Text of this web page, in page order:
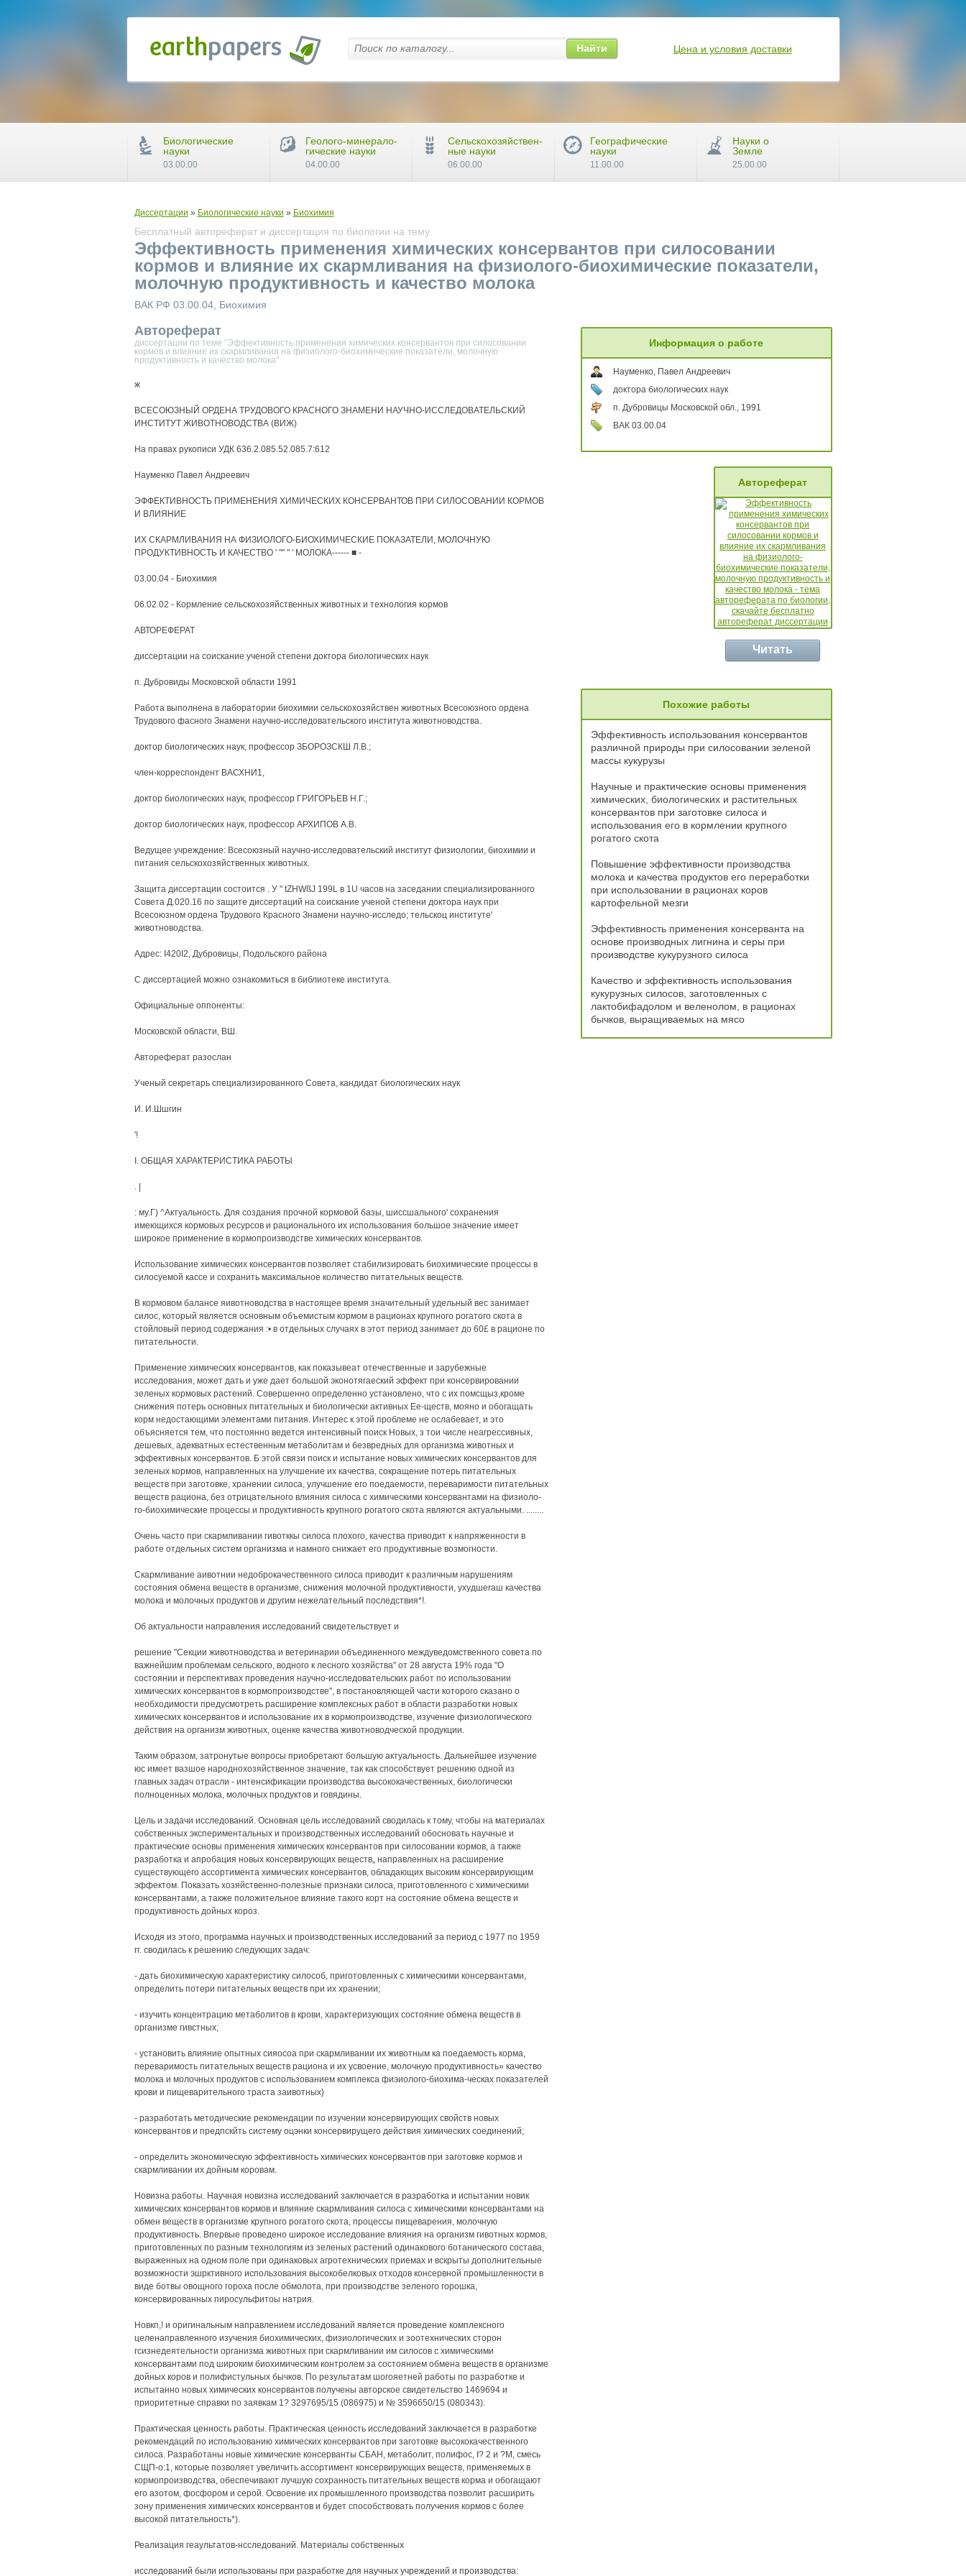
Диссертации » Биологические науки » Биохимия
Бесплатный автореферат и диссертация по биологии на тему
Эффективность применения химических консервантов при силосовании
кормов и влияние их скармливания на физиолого-биохимические показатели,
молочную продуктивность и качество молока
ВАК РФ 03.00.04, Биохимия
Автореферат
диссертации по теме "Эффективность применения химических консервантов при силосовании
кормов и влияние их скармливания на физиолого-биохимические показатели, молочную
продуктивность и качество молока"
ж
ВСЕСОЮЗНЫЙ ОРДЕНА ТРУДОВОГО КРАСНОГО ЗНАМЕНИ НАУЧНО-ИССЛЕДОВАТЕЛЬСКИЙ
ИНСТИТУТ ЖИВОТНОВОДСТВА (ВИЖ)
На правах рукописи УДК 636.2.085.52.085.7:612
Науменко Павел Андреевич
ЭФФЕКТИВНОСТЬ ПРИМЕНЕНИЯ ХИМИЧЕСКИХ КОНСЕРВАНТОВ ПРИ СИЛОСОВАНИИ КОРМОВ
И ВЛИЯНИЕ
ИХ СКАРМЛИВАНИЯ НА ФИЗИОЛОГО-БИОХИМИЧЕСКИЕ ПОКАЗАТЕЛИ, МОЛОЧНУЮ
ПРОДУКТИВНОСТЬ И КАЧЕСТВО ' "" " ' МОЛОКА------ ■ -
03.00.04 - Биохимия
06.02.02 - Кормление сельскохозяйственных животных и технология кормов
АВТОРЕФЕРАТ
диссертации на соискание ученой степени доктора биологических наук
п. Дубровиды Московской области 1991
Работа выполнена в лаборатории биохимии сельскохозяйствен животных Всесоюзного ордена
Трудового фасного Знамени научно-исследовательского института животноводства.
доктор биологических наук, профессор ЗБОРОЗСКШ Л.В.;
член-корреспондент ВАСХНИ1,
доктор биологических наук, профессор ГРИГОРЬЕВ Н.Г.;
доктор биологических наук, профессор АРХИПОВ A.B.
Ведущее учреждение: Всесоюзный научно-исследовательский институт физиологии, биохимии и
питания сельскохозяйственных животных.
Защита диссертации состоится . У " tZHWßJ 199L в 1U часов на заседании специализированного
Совета Д.020.16 по защите диссертаций на соискание ученой степени доктора наук при
Всесоюзном ордена Трудового Красного Знамени научно-исследо; тельскоц институте'
животноводства.
Адрес: I420I2, Дубровицы, Подольского района
С диссертацией можно ознакомиться в библиотеке института.
Официальные оппоненты:
Московской области, ВШ.
Автореферат разослан
Ученый секретарь специализированного Совета, кандидат биологических наук
И. И.Шшгин
'!
I. ОБЩАЯ ХАРАКТЕРИСТИКА РАБОТЫ
. |
: му.Г) ^Актуальность. Для создания прочной кормовой базы, шиссшального' сохранения
имеющихся кормовых ресурсов и рационального их использования большое значение имеет
широкое применение в кормопроизводстве химических консервантов.
Использование химических консервантов позволяет стабилизировать биохимические процессы в
силосуемой кассе и сохранить максимальное количество питательных веществ.
В кормовом балансе яивотноводства в настоящее время значительный удельный вес занимает
силос, который является основным объемистым кормом в рационах крупного рогатого скота в
стойловый период содержания :• в отдельных случаях в этот период занимает до 60£ в рационе по
питательности.
Применение химических консервантов, как показывеат отечественные и зарубежные
исследования, может дать и уже дает большой эконотягаеский эффект при консервировании
зеленых кормовых растений. Совершенно определенно установлено, что с их помсщыз,кроме
снижения потерь основных питательных и биологически активных Ее-ществ, мояно и обогащать
корм недостающими элементами питания. Интерес к этой проблеме не ослабевает, и это
объясняется тем, что постоянно ведется интенсивный поиск Новых, з тои числе неагрессивных,
дешевых, адекватных естественным метаболитам и безвредных для организма животных и
эффективных консервантов. Б этой связи поиск и испытание новых химических консервантов для
зеленых кормов, направленных на улучшение их качества, сокращение потерь питательных
веществ при заготовке, хранении силоса, улучшение его поедаемости, переваримости питательных
веществ рациона, без отрицательного влияния силоса с химическими консервантами на физиоло-
го-биохимические процессы и продуктивность крупного рогатого скота являются актуальными. ........
Очень часто при скармливании гивотккы силоса плохого, качества приводит к напряженности в
работе отдельных систем организма и намного снижает его продуктивные возмогности.
Скармливание аивотнии недоброкачественного силоса приводит к различным нарушениям
состояния обмена веществ в организме, снижения молочной продуктивности, ухудшегаш качества
молока и молочных продуктов и другим нежелательный последствия*!.
Об актуальности направления исследований свидетельствует и
решение "Секции животноводства и ветеринарии объединенного междуведомственного совета по
важнейшим проблемам сельского, водного к лесного хозяйства" от 28 августа 19% года "О
состоянии и перспективах проведения научно-исследовательских работ по использовании
химических консервантов в кормопроизводстве", в постановляющей части которого сказано о
необходимости предусмотреть расширение комплексных работ в области разработки новых
химических консервантов и использование их в кормопроизводстве, изучение физиологического
действия на организм животных, оценке качества животноводческой продукции.
Таким образом, затронутые вопросы приобретают большую актуальность. Дальнейшее изучение
юс имеет вазшое народнохозяйственное значение, так как способствует решению одной из
главных задач отрасли - интенсификации производства высококачественных, биологически
полноценных молока, молочных продуктов и говядины.
Цель и задачи исследований. Основная цель исследований сводилась к тому, чтобы на материалах
собственных экспериментальных и производственных исследований обосновать научные и
практические основы применения химических консервантов при силосовании кормов, а также
разработка и апробация новых консервирующих веществ„ направленных на расширение
существующего ассортимента химических консервантов, обладающих высоким консервирующим
эффектом. Показать хозяйственно-полезные признаки силоса, приготовленного с химическими
консервантами, а также положительное влияние такого корт на состояние обмена веществ и
продуктивность дойных короз.
Исходя из этого, программа научных и производственных исследований за период с 1977 по 1959
гг. сводилась к решению следующих задач:
- дать биохимическую характеристику силособ, приготовленных с химическими консервантами,
определить потери питательных веществ при их хранении;
- изучить концентрацию метаболитов в крови, характеризующих состояние обмена веществ в
организме гивстных;
- установить влияние опытных сияосоа при скармливании их животным ка поедаемость корма,
переваримость питательных веществ рациона и их усвоение, молочную продуктивность» качество
молока и молочных продуктов с использованием комплекса фиэиолого-биохима-ческах показателей
крови и пищеварительного траста заивотных}
- разработать методические рекомендации по изучении консервирующих свойств новых
консервантов и предпскйть систему оцэнки консервирущего действия химических соединений;
- определить экономическую эффективность химических консервантов при заготовке кормов и
скармливании их дойным коровам.
Новизна работы. Научная новизна исследований заключается в разработка и испытании новик
химических консервантов кормов и влияние скармливания силоса с химическими консервантами на
обмен веществ в организме крупного рогатого скота, процессы пищеварения, молочную
продуктивность. Впервые проведено широкое исследование влияния на организм гивотных кормов,
приготовленных по разным технологиям из зеленых растений одинакового ботанического состава,
выраженных на одном поле при одинаковых агротехнических приемах и вскрыты дополнительные
возможности эшрктивного использования высокобелковых отходов консервной промышленности в
виде ботвы овощного гороха после обмолота, при производстве зеленого горошка,
консервированных пиросульфитоы натрия.
Новкп,! и оригинальным направлением исследований является проведение комплексного
целенаправленного изучения биохимических, физиологических и зоотехнических сторон
гсизнедеятельности организма животных при скармливании им силосов с химическими
консервантами под широким биохимическим контролем за состоянием обмена веществ в организме
дойных коров и полифистульных бычков. По результатам шогояетней работы по разработке и
испытанно новых химических консервантов получены авторское свидетельство 1469694 и
приоритетные справки по заявкам 1? 3297695/15 (086975) и № 3596650/15 (080343).
Практическая ценность работы. Практическая ценность исследований заключается в разработке
рекомендаций по использованию химических консервантов при заготовке высококачественного
силоса. Разработаны новые химические консерванты СБАН, метаболит, полифос, I? 2 и ?М, смесь
СЩП-о:1, которые позволяет увеличить ассортимент консервирующих веществ, применяемых в
кормопроизводства, обеспечивают лучшую сохранность питательных веществ корма и обогащают
его азотом, фосфором и серой. Освоение их промышленного производства позволит расширить
зону применения химических консервантов и будет способствовать получения кормов с более
высокой питательность*).
Реализация геаультатов-нсследований. Материалы собственных
исследований были использованы при разработке для научных учреждений и производства:
Информация о работе
Науменко, Павел Андреевич
доктора биологических наук
п. Дубровицы Московской обл., 1991
ВАК 03.00.04
Автореферат
Читать
Похожие работы
Эффективность использования консервантов
различной природы при силосовании зеленой
массы кукурузы
Научные и практические основы применения
химических, биологических и растительных
консервантов при заготовке силоса и
использования его в кормлении крупного
рогатого скота
Повышение эффективности производства
молока и качества продуктов его переработки
при использовании в рационах коров
картофельной мезги
Эффективность применения консерванта на
основе производных лигнина и серы при
производстве кукурузного силоса
Качество и эффективность использования
кукурузных силосов, заготовленных с
лактобифадолом и веленолом, в рационах
бычков, выращиваемых на мясо
Найти Цена и условия доставки
Биологические
науки
03.00.00
Геолого-минерало-
гические науки
04.00.00
Сельскохозяйствен-
ные науки
06.00.00
Географические
науки
11.00.00
Науки о
Земле
25.00.00